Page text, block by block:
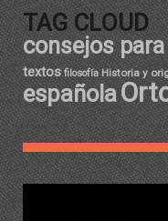
TAG CLOUD
consejos
textos filosofía Historia y
española